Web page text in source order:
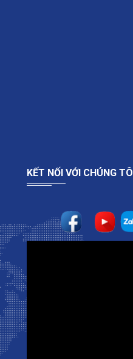
KẾT NỐI VỚI CHÚNG TÔI